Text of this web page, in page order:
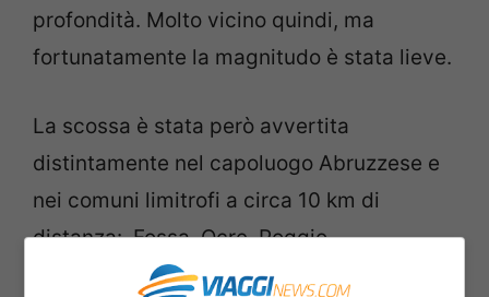
profondità. Molto vicino quindi, ma
fortunatamente la magnitudo è stata lieve.
La scossa è stata però avvertita
distintamente nel capoluogo Abruzzese e
nei comuni limitrofi a circa 10 km di
distanza: Fossa, Ocre, Poggio
Picenze, Sant’Eusanio Forconese, Villa